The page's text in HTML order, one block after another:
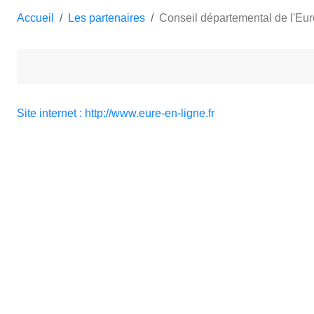
Accueil Les partenaires Conseil départemental de
Site internet : http://www.eure-en-ligne.fr